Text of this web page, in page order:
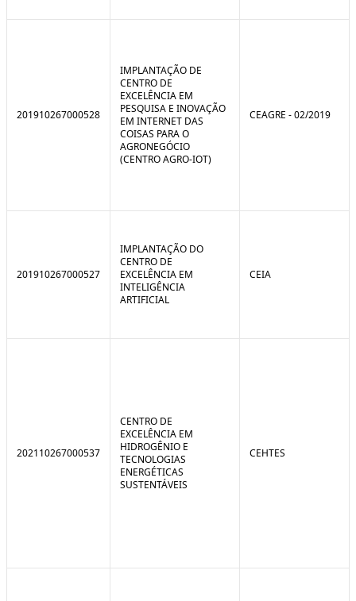
201910267000528
IMPLANTAÇÃO DE
CENTRO DE
EXCELÊNCIA EM
PESQUISA E INOVAÇÃO
EM INTERNET DAS
COISAS PARA O
AGRONEGÓCIO
(CENTRO AGRO-IOT)
CEAGRE - 02/2019
201910267000527
IMPLANTAÇÃO DO
CENTRO DE
EXCELÊNCIA EM
INTELIGÊNCIA
ARTIFICIAL
CEIA
202110267000537
CENTRO DE
EXCELÊNCIA EM
HIDROGÊNIO E
TECNOLOGIAS
ENERGÉTICAS
SUSTENTÁVEIS
CEHTES